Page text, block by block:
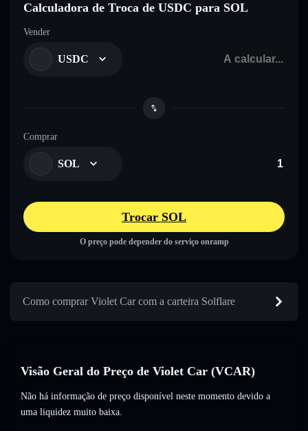
Calculadora de Troca de USDC para SOL
Vender
USDC
Comprar
SOL
Trocar SOL
O preço pode depender do serviço onramp
Como comprar Violet Car com a carteira Solflare
Visão Geral do Preço de Violet Car (VCAR)
Não há informação de preço disponível neste momento devido a
uma liquidez muito baixa.